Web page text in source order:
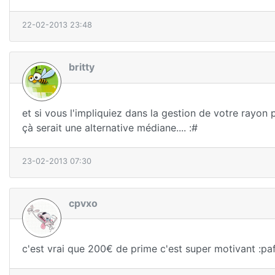
22-02-2013 23:48
britty
et si vous l'impliquiez dans la gestion de votre rayon
çà serait une alternative médiane.... :#
23-02-2013 07:30
cpvxo
c'est vrai que 200€ de prime c'est super motivant